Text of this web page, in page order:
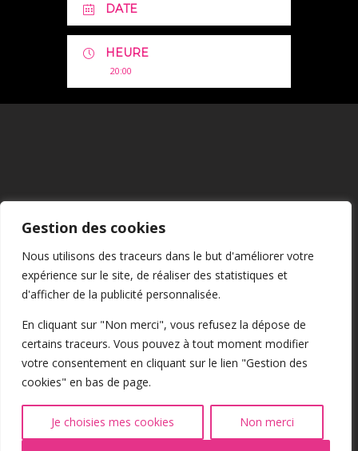
Gestion des cookies
Nous utilisons des traceurs dans le but d'améliorer votre
expérience sur le site, de réaliser des statistiques et
d'afficher de la publicité personnalisée.
En cliquant sur "Non merci", vous refusez la dépose de
certains traceurs. Vous pouvez à tout moment modifier
votre consentement en cliquant sur le lien "Gestion des
cookies" en bas de page.
Je choisies mes cookies Non merci
DATE
HEURE
20:00
CGU
Confidentialité
Cookies
@2026 Tous droits réservés